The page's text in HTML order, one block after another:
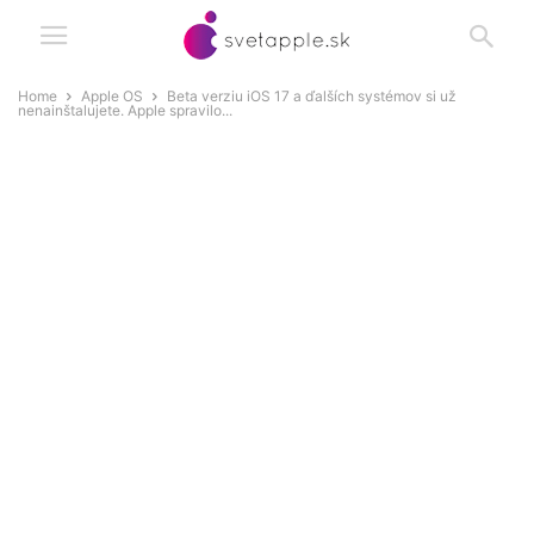
Home Apple OS
Beta verziu iOS 17 a ďalších systémov si už
nenainštalujete. Apple spravilo...